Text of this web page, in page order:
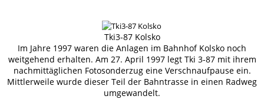
Tki3-87 Kolsko
Im Jahre 1997 waren die Anlagen im Bahnhof Kolsko noch
weitgehend erhalten. Am 27. April 1997 legt Tki 3-87 mit ihrem
nachmittäglichen Fotosonderzug eine Verschnaufpause ein.
Mittlerweile wurde dieser Teil der Bahntrasse in einen Radweg
umgewandelt.